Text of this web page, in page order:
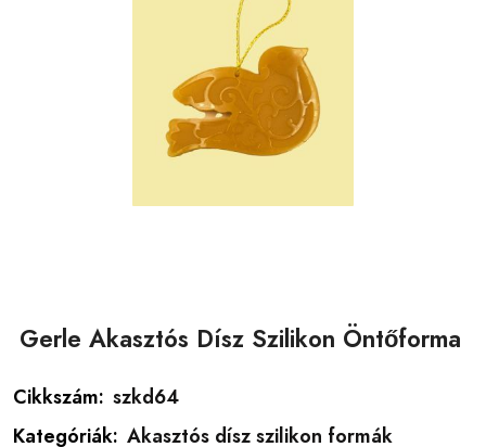
Gerle Akasztós Dísz Szilikon Öntőforma
Cikkszám: szkd64
Kategóriák: Akasztós dísz szilikon formák